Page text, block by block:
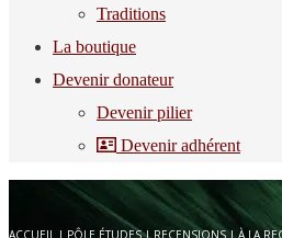
Traditions
La boutique
Devenir donateur
Devenir pilier
Devenir adhérent
ACCUEIL | PÔLE ÉTUDES| RECENSIONS| À LA